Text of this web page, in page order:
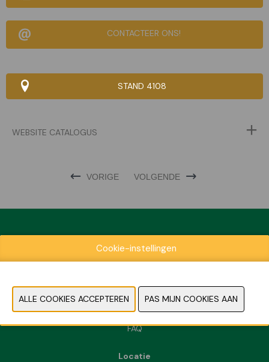
CONTACTEER ONS!
STAND 4108
WEBSITE CATALOGUS
VORIGE VOLGENDE
Exposantenlijst
Contact
Pers- en beeldmateriaal
FAQ
Locatie
Cookie-instellingen